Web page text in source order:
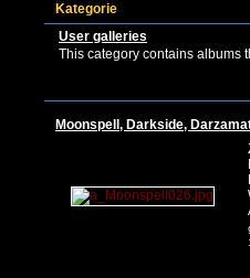
Kategorie
User galleries
This category contains albums
Moonspell, Darkside,